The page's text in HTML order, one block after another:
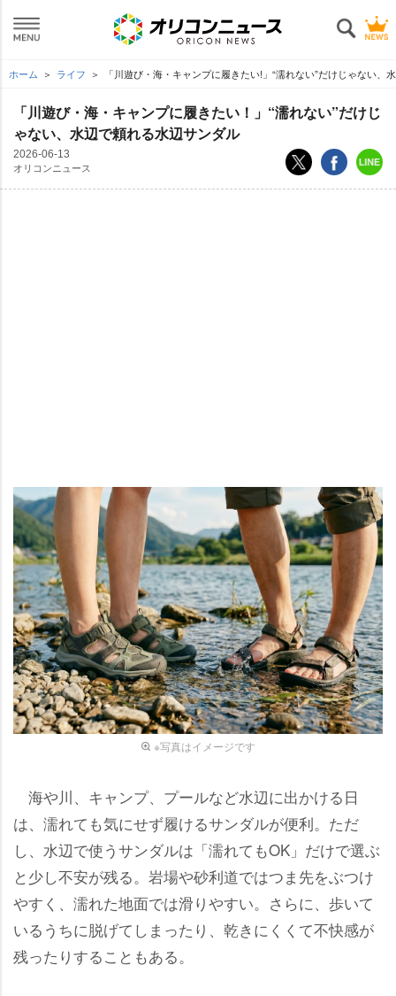
ホーム ライフ 「川遊び・海・キャンプに履きたい!」“濡れない”だけじゃない、
「川遊び・海・キャンプに履きたい！」“濡れない”だけじ
ゃない、水辺で頼れる水辺サンダル
2026-06-13
オリコンニュース
※写真はイメージです
海や川、キャンプ、プールなど水辺に出かける日
は、濡れても気にせず履けるサンダルが便利。ただ
し、水辺で使うサンダルは「濡れてもOK」だけで選ぶ
と少し不安が残る。岩場や砂利道ではつま先をぶつけ
すく、濡れた地面では滑りやすい。さらに、歩いて
いるうちに脱げてしまったり、乾きにくくて不快感が
残ったりすることもある。